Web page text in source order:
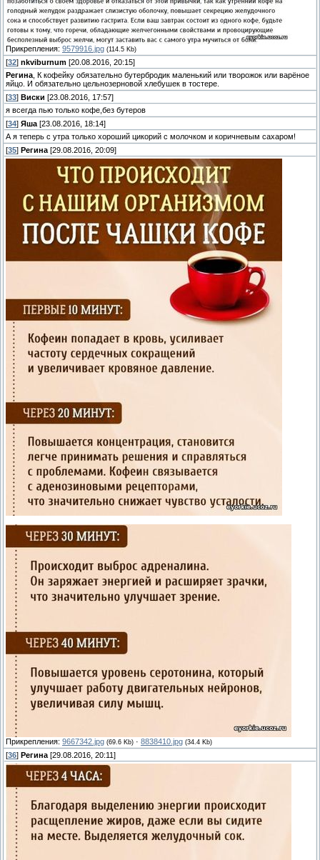
Прикрепления: 9579916.jpg (114.5 Kb)
[32] nkviburnum [20.08.2016, 20:15]
Регина , К кофейку обязательно бутербродик маленький или творожок или варёное
яйцо. И обязательно цельнозерновой хлебушек в тостере.
[33] Виски [23.08.2016, 17:57]
я всегда пью только кофе,без бутеров
[34] Яша [23.08.2016, 18:14]
А я теперь с утра только хороший цикорий с молочком и коричневым сахаром!
[35] Регина [29.08.2016, 20:09]
Прикрепления: 9667342.jpg (69.6 Kb) · 8838410.jpg (34.4 Kb)
[36] Регина [29.08.2016, 20:11]